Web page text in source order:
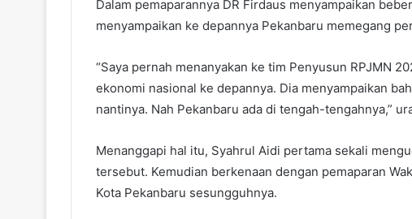
Dalam pemaparannya DR Firdaus menyampaikan
menyampaikan ke depannya Pekanbaru memegang
“Saya pernah menanyakan ke tim Penyusun RPJMN
ekonomi nasional ke depannya. Dia menyampaikan
nantinya. Nah Pekanbaru ada di tengah-tengahnya,”
Menanggapi hal itu, Syahrul Aidi pertama sekali
tersebut. Kemudian berkenaan dengan pemaparan
Kota Pekanbaru sesungguhnya.